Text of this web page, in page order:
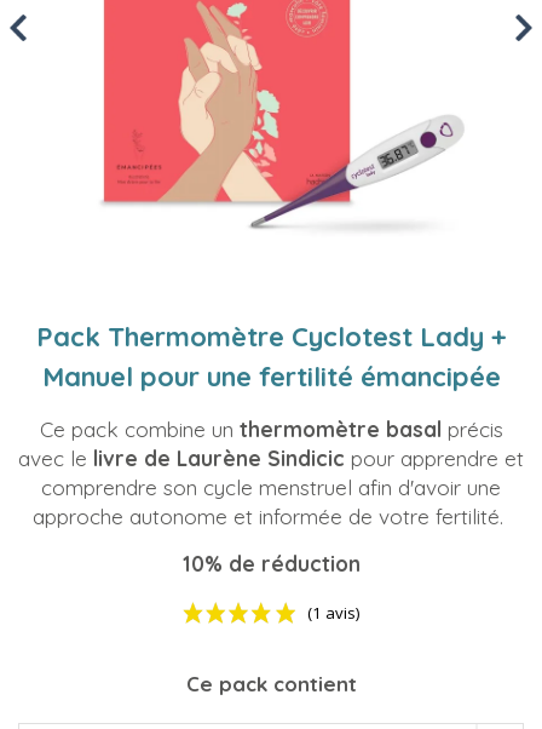
Previous
Pack Thermomètre Cyclotest Lady +
Manuel pour une fertilité émancipée
Ce pack combine un thermomètre basal précis
avec le livre de Laurène Sindicic pour apprendre et
comprendre son cycle menstruel afin d'avoir une
approche autonome et informée de votre fertilité.
10% de réduction
Ce pack contient